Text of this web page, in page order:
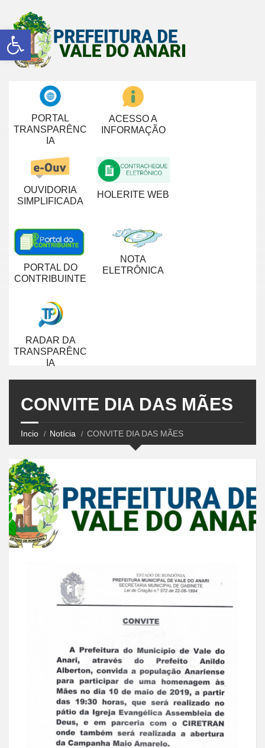
Abrir a barra de ferramentas
PORTAL
TRANSPARÊNC
IA
ACESSO A
INFORMAÇÃO
OUVIDORIA
SIMPLIFICADA
HOLERITE WEB
PORTAL DO
CONTRIBUINTE
NOTA
ELETRÔNICA
RADAR DA
TRANSPARÊNC
IA
CONVITE DIA DAS MÃES
Incio Notícia CONVITE DIA DAS MÃES